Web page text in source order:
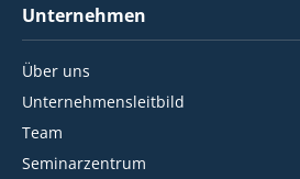
Unternehmen
Über uns
Unternehmensleitbild
Team
Seminarzentrum